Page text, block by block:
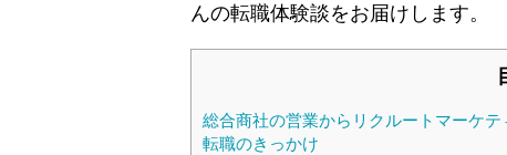
んの転職体験談をお届けします。
総合商社の営業からリクルートマーケ
転職のきっかけ